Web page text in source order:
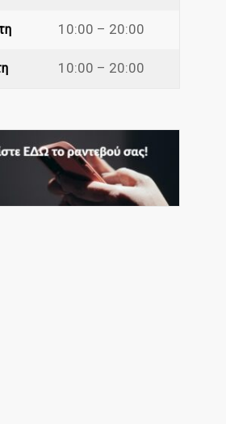
10:00 – 20:00
10:00 – 20:00